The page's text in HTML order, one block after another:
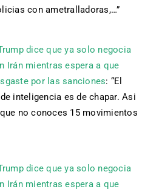
con ametralladoras,…”
dice que ya solo negocia
Irán mientras espera a que
por las sanciones: “El
inteligencia es de chapar. Asi
no conoces 15 movimientos
dice que ya solo negocia
Irán mientras espera a que